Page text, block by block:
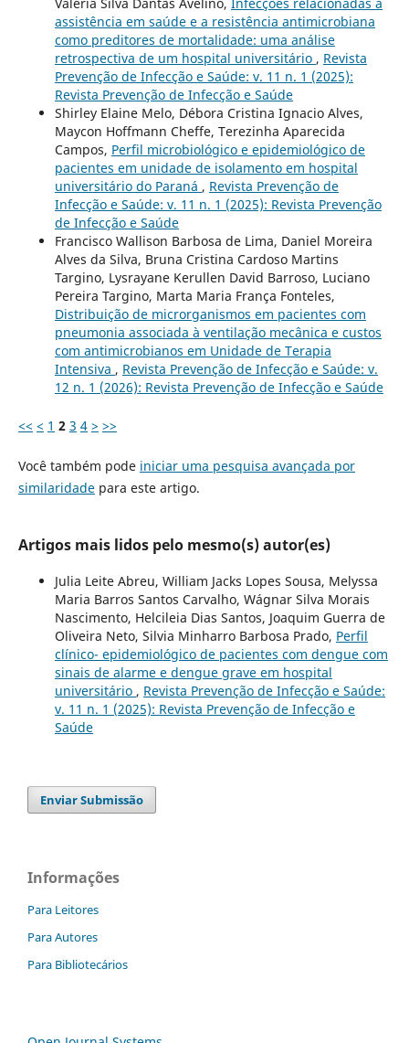
assistência em saúde e a resistência antimicrobiana
como preditores de mortalidade: uma análise
retrospectiva de um hospital universitário , Revista
Prevenção de Infecção e Saúde: v. 11 n. 1 (2025):
Revista Prevenção de Infecção e Saúde
Shirley Elaine Melo, Débora Cristina Ignacio Alves,
Maycon Hoffmann Cheffe, Terezinha Aparecida
Campos, Perfil microbiológico e epidemiológico de
pacientes em unidade de isolamento em hospital
universitário do Paraná , Revista Prevenção de
Infecção e Saúde: v. 11 n. 1 (2025): Revista Prevenção
de Infecção e Saúde
Francisco Wallison Barbosa de Lima, Daniel Moreira
Alves da Silva, Bruna Cristina Cardoso Martins
Targino, Lysrayane Kerullen David Barroso, Luciano
Pereira Targino, Marta Maria França Fonteles,
Distribuição de microrganismos em pacientes com
pneumonia associada à ventilação mecânica e custos
com antimicrobianos em Unidade de Terapia
Intensiva , Revista Prevenção de Infecção e Saúde: v.
12 n. 1 (2026): Revista Prevenção de Infecção e Saúde
<< < 1 2 3 4 > >>
Você também pode iniciar uma pesquisa avançada por
similaridadepara este artigo.
Artigos mais lidos pelo mesmo(s) autor(es)
Julia Leite Abreu, William Jacks Lopes Sousa, Melyssa
Maria Barros Santos Carvalho, Wágnar Silva Morais
Nascimento, Helcileia Dias Santos, Joaquim Guerra de
Oliveira Neto, Silvia Minharro Barbosa Prado, Perfil
clínico- epidemiológico de pacientes com dengue com
sinais de alarme e dengue grave em hospital
universitário , Revista Prevenção de Infecção e Saúde:
v. 11 n. 1 (2025): Revista Prevenção de Infecção e
Saúde
Enviar Submissão
Informações
Para Leitores
Para Autores
Para Bibliotecários